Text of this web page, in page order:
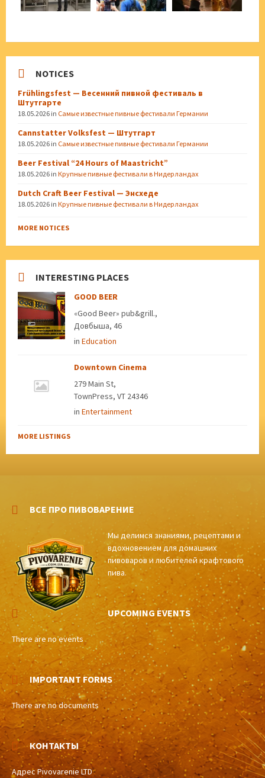
NOTICES
Frühlingsfest — Весенний пивной фестиваль в
Штутгарте
18.05.2026 in Самые известные пивные фестивали Германии
Cannstatter Volksfest — Штутгарт
18.05.2026 in Самые известные пивные фестивали Германии
Beer Festival “24 Hours of Maastricht”
18.05.2026 in Крупные пивные фестивали в Нидерландах
Dutch Craft Beer Festival — Энсхеде
18.05.2026 in Крупные пивные фестивали в Нидерландах
MORE NOTICES
INTERESTING PLACES
GOOD BEER
«Good Beer» pub&grill.,
Довбыша, 46
in Education
Downtown Cinema
279 Main St,
TownPress, VT 24346
in Entertainment
MORE LISTINGS
ВСЕ ПРО ПИВОВАРЕНИЕ
Мы делимся знаниями, рецептами и
вдохновением для домашних
пивоваров и любителей крафтового
пива.
UPCOMING EVENTS
There are no events
IMPORTANT FORMS
There are no documents
КОНТАКТЫ
Адрес Pivovarenie LTD